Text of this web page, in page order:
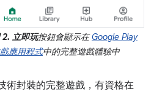
2. 立即玩按鈕會顯示在Google Play
應用程式中的完整遊戲體驗中
術封裝的完整遊戲，有資格在